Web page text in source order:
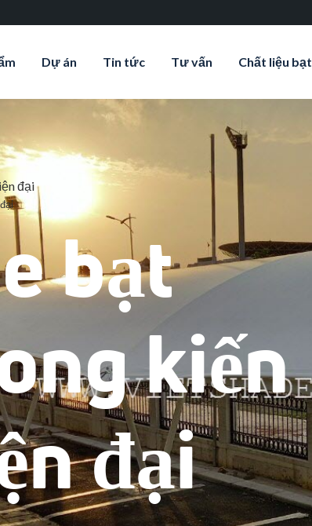
Dự án Tin tức Tư vấn Chất liệu bạt
đại
bạt
kiến
đại